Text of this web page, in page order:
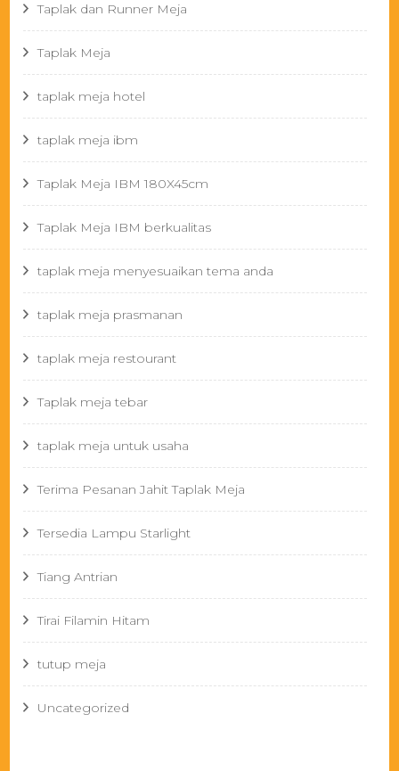
Taplak dan Runner Meja
Taplak Meja
taplak meja hotel
taplak meja ibm
Taplak Meja IBM 180X45cm
Taplak Meja IBM berkualitas
taplak meja menyesuaikan tema anda
taplak meja prasmanan
taplak meja restourant
Taplak meja tebar
taplak meja untuk usaha
Terima Pesanan Jahit Taplak Meja
Tersedia Lampu Starlight
Tiang Antrian
Tirai Filamin Hitam
tutup meja
Uncategorized